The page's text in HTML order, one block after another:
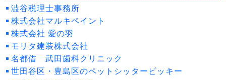
澁谷税理士事務所
株式会社マルキペイント
株式会社 愛の羽
モリタ建装株式会社
名都借 武田歯科クリニック
世田谷区・豊島区のペットシッタービッキー